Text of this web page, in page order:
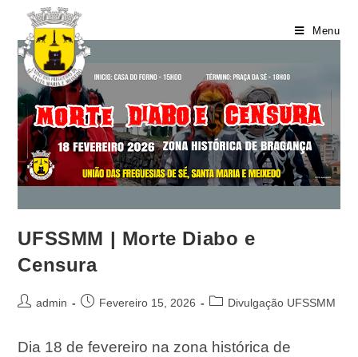
Menu
UFSSMM | Morte Diabo e
Censura
admin Fevereiro 15, 2026 Divulgação UFSSMM
Dia 18 de fevereiro na zona histórica de